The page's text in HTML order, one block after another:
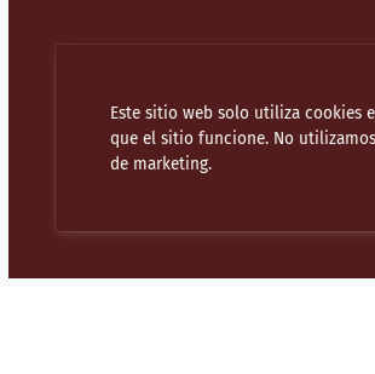
SUSCRÍBETE A NUESTRO BOLETÍN
Este sitio web solo utiliza cookies
que el sitio funcione. No
de marketing.